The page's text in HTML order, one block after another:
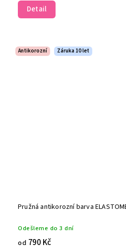
Detail
Antikorozní Záruka 10 let
Pružná antikorozní barva
Odešleme do 3 dní
od 790 Kč